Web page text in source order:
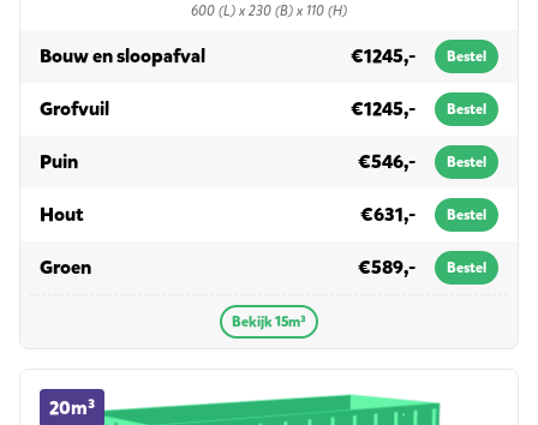
600 (L) x 230 (B) x 110 (H)
Bouw en sloopafvalin 15m³ €1245,- Bestel
Grofvuilin 15m³ €1245,- Bestel
Puinin 15m³ €546,- Bestel
Houtin 15m³ €631,- Bestel
Groenin 15m³ €589,- Bestel
Bekijk 15m³
20m³
20m³ container huren